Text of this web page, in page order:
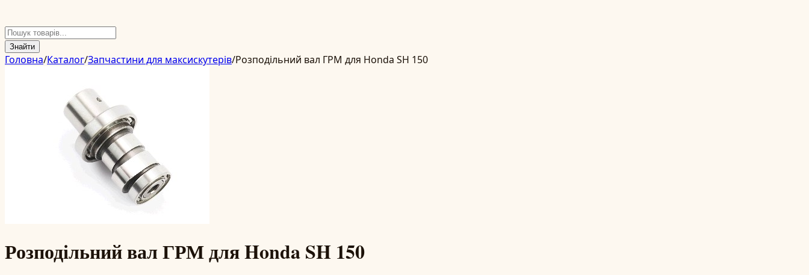
Знайти
Головна/Каталог/Запчастини для максискутерів/Розподільний вал ГРМ для Honda SH 150
Розподільний вал ГРМ для Honda SH 150